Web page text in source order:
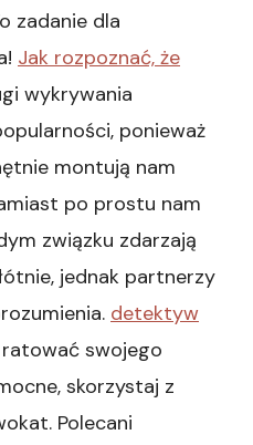
zadanie dla
Jak rozpoznać, że
wykrywania
ponieważ
montują nam
po prostu nam
związku zdarzają
jednak partnerzy
detektyw
swojego
skorzystaj z
Polecani